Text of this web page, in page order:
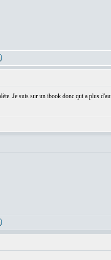
Je suis sur un ibook donc qui a plus